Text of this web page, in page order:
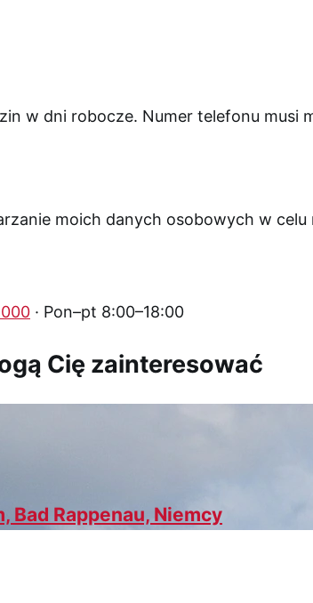
w dni robocze. Numer telefonu musi
moich danych osobowych w
· Pon–pt 8:00–18:00
Cię zainteresować
Bad Rappenau, Niemcy